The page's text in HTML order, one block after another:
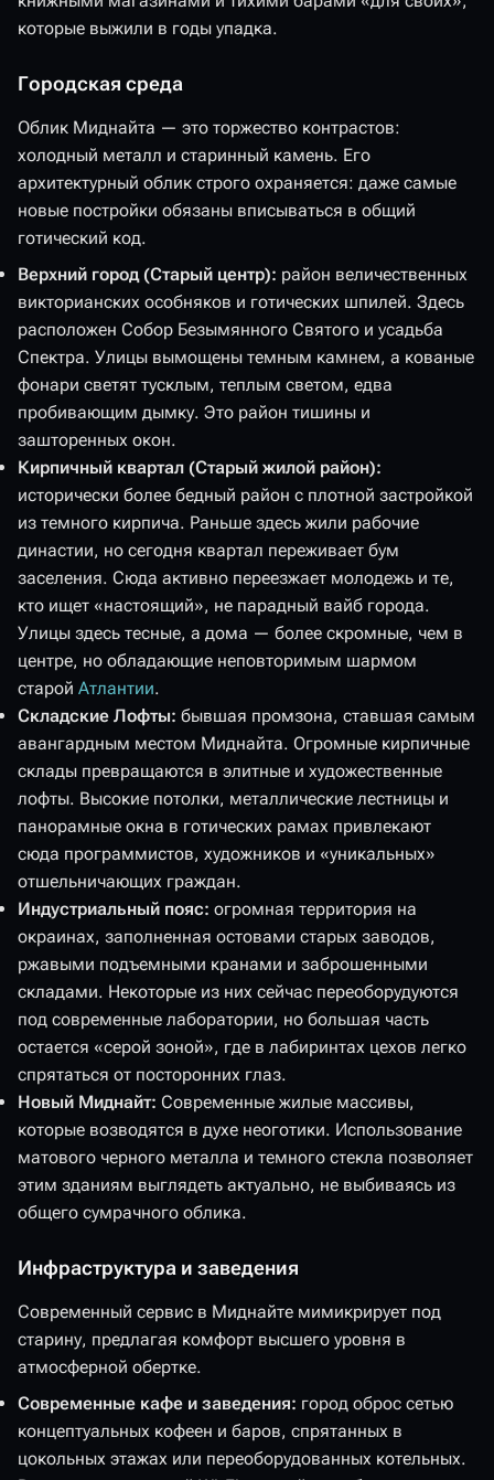
которые выжили в годы упадка.
Городская среда
Облик Миднайта — это торжество контрастов:
холодный металл и старинный камень. Его
архитектурный облик строго охраняется: даже самые
новые постройки обязаны вписываться в общий
готический код.
Верхний город (Старый центр): район величественных
викторианских особняков и готических шпилей. Здесь
расположен Собор Безымянного Святого и усадьба
Спектра. Улицы вымощены темным камнем, а кованые
фонари светят тусклым, теплым светом, едва
пробивающим дымку. Это район тишины и
зашторенных окон.
Кирпичный квартал (Старый жилой район):
исторически более бедный район с плотной застройкой
из темного кирпича. Раньше здесь жили рабочие
династии, но сегодня квартал переживает бум
заселения. Сюда активно переезжает молодежь и те,
кто ищет «настоящий», не парадный вайб города.
Улицы здесь тесные, а дома — более скромные, чем в
центре, но обладающие неповторимым шармом
старой Атлантии.
Складские Лофты: бывшая промзона, ставшая самым
авангардным местом Миднайта. Огромные кирпичные
склады превращаются в элитные и художественные
лофты. Высокие потолки, металлические лестницы и
панорамные окна в готических рамах привлекают
сюда программистов, художников и «уникальных»
отшельничающих граждан.
Индустриальный пояс: огромная территория на
окраинах, заполненная остовами старых заводов,
ржавыми подъемными кранами и заброшенными
складами. Некоторые из них сейчас переоборудуются
под современные лаборатории, но большая часть
остается «серой зоной», где в лабиринтах цехов легко
спрятаться от посторонних глаз.
Новый Миднайт: Современные жилые массивы,
которые возводятся в духе неоготики. Использование
матового черного металла и темного стекла позволяет
этим зданиям выглядеть актуально, не выбиваясь из
общего сумрачного облика.
Инфраструктура и заведения
Современный сервис в Миднайте мимикрирует под
старину, предлагая комфорт высшего уровня в
атмосферной обертке.
Современные кафе и заведения: город оброс сетью
концептуальных кофеен и баров, спрятанных в
цокольных этажах или переоборудованных котельных.